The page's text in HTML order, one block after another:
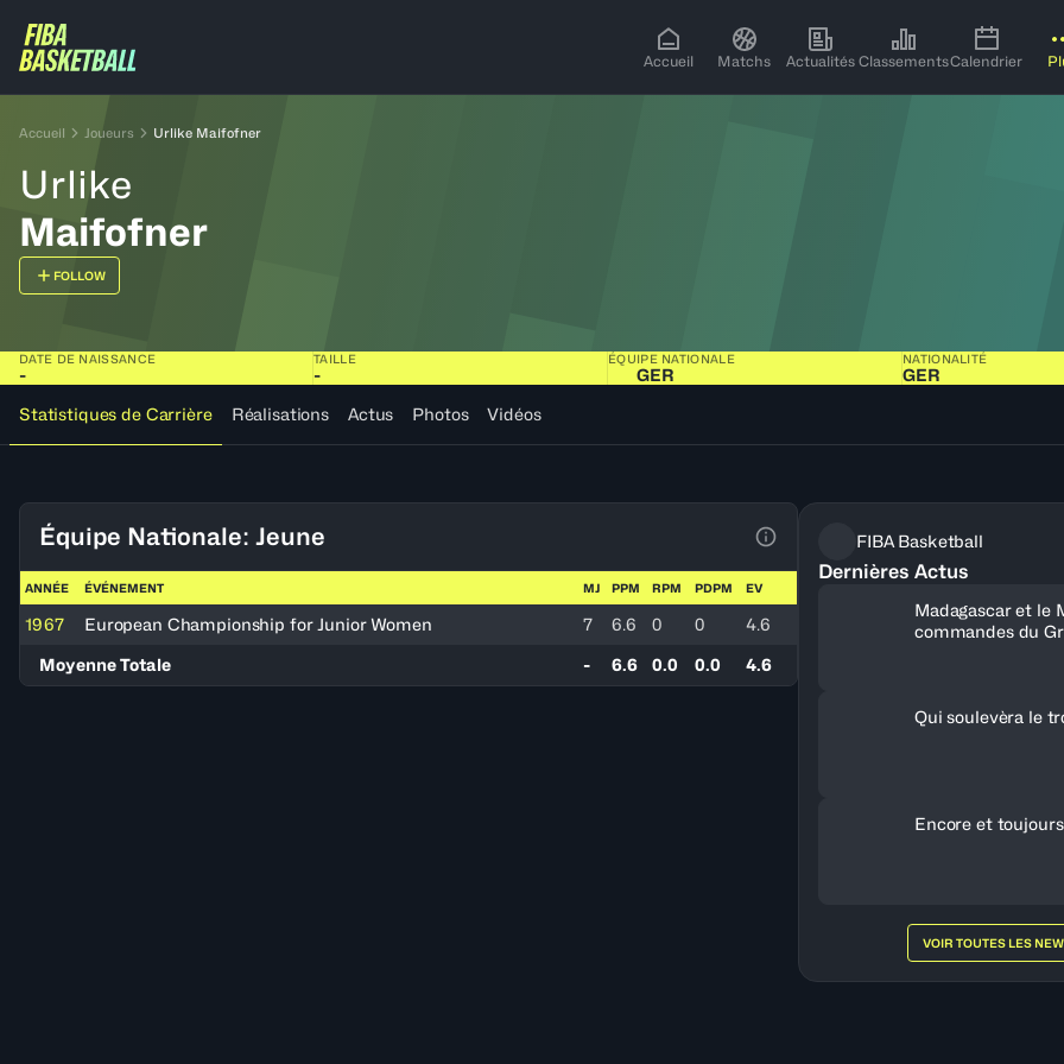
Accueil Matchs Actualités ClassementsCalendrier
Accueil Joueurs Urlike Maifofner
Urlike
Maifofner
FOLLOW
DATE DE NAISSANCE
-
TAILLE
-
ÉQUIPE NATIONALE
GER
NATIONALITÉ
GER
Statistiques de Carrière
Réalisations Actus Photos Vidéos
Équipe Nationale: Jeune
Voir la Légende du Tableau
ANNÉE ÉVÉNEMENT MJ PPM RPM PDPM EV
1967 European Championship for Junior Women 7 6.6 0 0
4.6
Moyenne Totale
- 6.6 0.0 0.0 4.6
FIBA Basketball
Dernières Actus
Madagascar et le
commandes du
Qui soulevèra le
Encore et
VOIR TOUTES LES